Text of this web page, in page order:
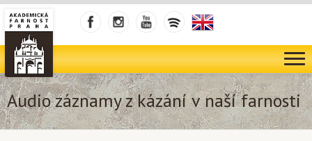
Audio záznamy z kázání v naší farnosti